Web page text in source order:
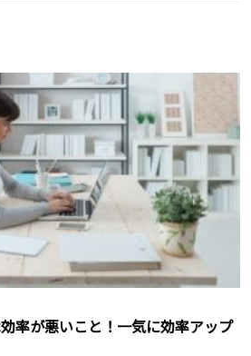
率が悪いこと！一気に効率アップ